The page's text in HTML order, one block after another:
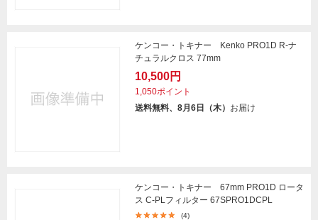
ケンコー・トキナー Kenko PRO1D R-ナ
チュラルクロス 77mm
10,500円
1,050ポイント
送料無料、8月6日（木） お届け
ケンコー・トキナー 67mm PRO1D ロータ
ス C-PLフィルター 67SPRO1DCPL
(4)